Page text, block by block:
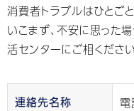
消費者トラブルはひとご
いこまず、不安に思った
活センターにご相ください
連絡先名称 電